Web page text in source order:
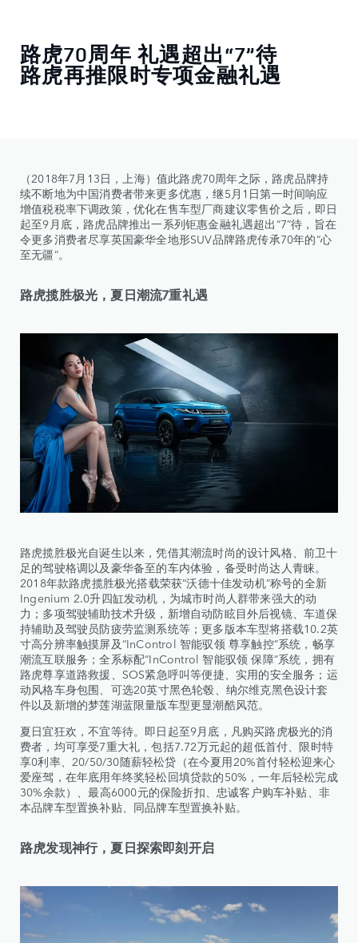
路虎70周年 礼遇超出“7”待
路虎再推限时专项金融礼遇
（2018年7月13日，上海）值此路虎70周年之际，路虎品牌持
续不断地为中国消费者带来更多优惠，继5月1日第一时间响应
增值税税率下调政策，优化在售车型厂商建议零售价之后，即日
起至9月底，路虎品牌推出一系列钜惠金融礼遇超出“7”待，旨在
令更多消费者尽享英国豪华全地形SUV品牌路虎传承70年的“心
至无疆”。
路虎揽胜极光，夏日潮流7重礼遇
路虎揽胜极光自诞生以来，凭借其潮流时尚的设计风格、前卫十
足的驾驶格调以及豪华备至的车内体验，备受时尚达人青睐。
2018年款路虎揽胜极光搭载荣获“沃德十佳发动机”称号的全新
Ingenium 2.0升四缸发动机，为城市时尚人群带来强大的动
力；多项驾驶辅助技术升级，新增自动防眩目外后视镜、车道保
持辅助及驾驶员防疲劳监测系统等；更多版本车型将搭载10.2英
寸高分辨率触摸屏及“InControl 智能驭领 尊享触控”系统，畅享
潮流互联服务；全系标配“InControl 智能驭领 保障”系统，拥有
路虎尊享道路救援、SOS紧急呼叫等便捷、实用的安全服务；运
动风格车身包围、可选20英寸黑色轮毂、纳尔维克黑色设计套
件以及新增的梦莲湖蓝限量版车型更显潮酷风范。
夏日宜狂欢，不宜等待。即日起至9月底，凡购买路虎极光的消
费者，均可享受7重大礼，包括7.72万元起的超低首付、限时特
享0利率、20/50/30随薪轻松贷（在今夏用20%首付轻松迎来心
爱座驾，在年底用年终奖轻松回填贷款的50%，一年后轻松完成
30%余款）、最高6000元的保险折扣、忠诚客户购车补贴、非
本品牌车型置换补贴、同品牌车型置换补贴。
路虎发现神行，夏日探索即刻开启